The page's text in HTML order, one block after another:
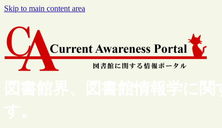
Skip to main content area
図書館界、図書館情報学に
す。